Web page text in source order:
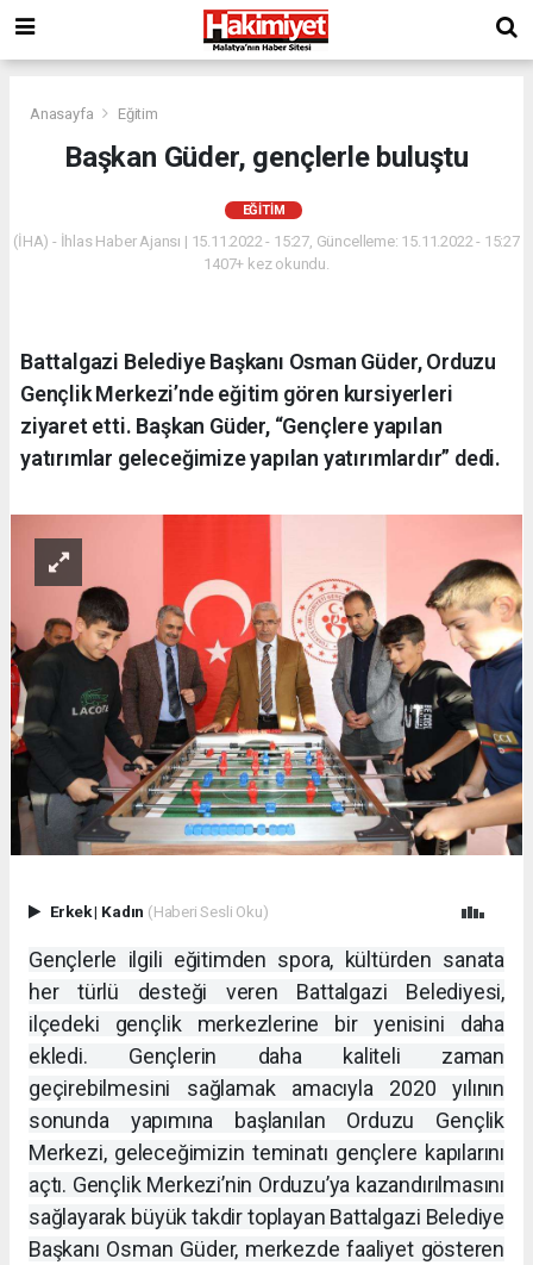
Anasayfa Eğitim
Başkan Güder, gençlerle buluştu
EĞITIM
(İHA) - İhlas Haber Ajansı | 15.11.2022 - 15:27, Güncelleme: 15.11.2022 - 15:27
1407+ kez okundu.
Battalgazi Belediye Başkanı Osman Güder, Orduzu
Gençlik Merkezi’nde eğitim gören kursiyerleri
ziyaret etti. Başkan Güder, “Gençlere yapılan
yatırımlar geleceğimize yapılan yatırımlardır” dedi.
Erkek| Kadın (Haberi Sesli Oku)
Gençlerle ilgili eğitimden spora, kültürden sanata
her türlü desteği veren Battalgazi Belediyesi,
ilçedeki gençlik merkezlerine bir yenisini daha
ekledi. Gençlerin daha kaliteli zaman
geçirebilmesini sağlamak amacıyla 2020 yılının
sonunda yapımına başlanılan Orduzu Gençlik
Merkezi, geleceğimizin teminatı gençlere kapılarını
açtı. Gençlik Merkezi’nin Orduzu’ya kazandırılmasını
sağlayarak büyük takdir toplayan Battalgazi Belediye
Başkanı Osman Güder, merkezde faaliyet gösteren